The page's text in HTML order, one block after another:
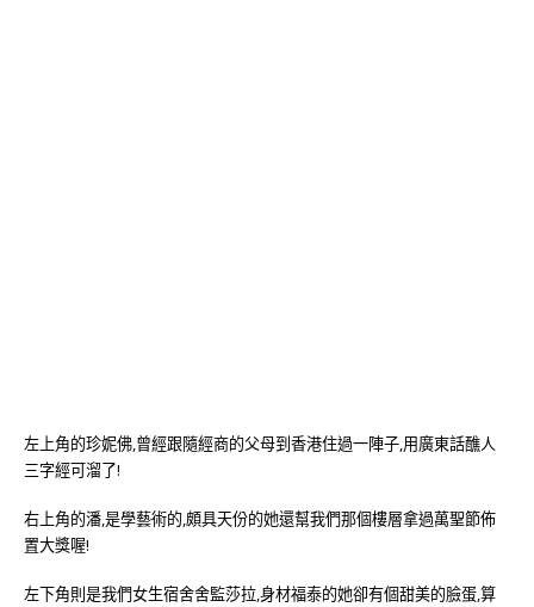
左上角的珍妮佛,曾經跟隨經商的父母到香港住過一陣子,用廣東話醮人
三字經可溜了!
右上角的潘,是學藝術的,頗具天份的她還幫我們那個樓層拿過萬聖節佈
置大獎喔!
左下角則是我們女生宿舍舍監莎拉,身材福泰的她卻有個甜美的臉蛋,算